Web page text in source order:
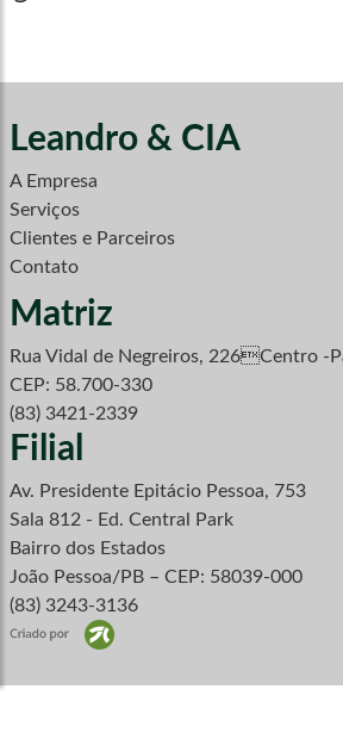
Leandro & CIA
A Empresa
Serviços
Clientes e Parceiros
Contato
Matriz
Rua Vidal de Negreiros, 226Centro -
CEP: 58.700-330
(83) 3421-2339
Filial
Av. Presidente Epitácio Pessoa, 753
Sala 812 - Ed. Central Park
Bairro dos Estados
João Pessoa/PB – CEP: 58039-000
(83) 3243-3136